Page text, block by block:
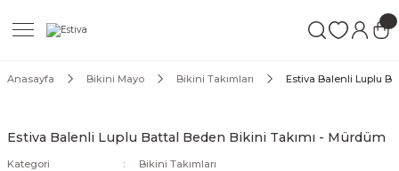
Anasayfa Bikini Mayo Bikini Takımları Estiva Balenli Luplu
Estiva Balenli Luplu Battal Beden Bikini Takımı - Mürdüm
Kategori
Bikini Takımları